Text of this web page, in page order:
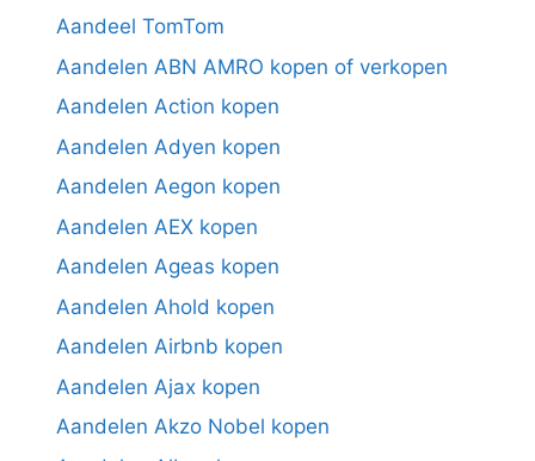
Aandeel TomTom
Aandelen ABN AMRO kopen of verkopen
Aandelen Action kopen
Aandelen Adyen kopen
Aandelen Aegon kopen
Aandelen AEX kopen
Aandelen Ageas kopen
Aandelen Ahold kopen
Aandelen Airbnb kopen
Aandelen Ajax kopen
Aandelen Akzo Nobel kopen